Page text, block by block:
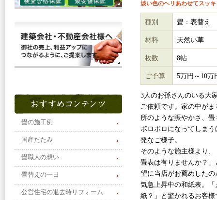
淡い色のヘリあわせてスッ
種別 畳：表替え
材料 天然い草
枚数 8帖
ご予算 5万円～10万
3人のお孫さんのいる大
ご依頼です。家の中が
所のような賑やかさ、畳
ボロボロになってしまう
発なご様子。
そのような施主様より、
畳表は有りませんか？」
望に当店がお薦めしたの
気急上昇中の和紙表。「
紙？」と驚かれるお客様
畳の施工例
国産たたみ
畳職人の想い
畳替えの一日
公営住宅の退去時リフォーム